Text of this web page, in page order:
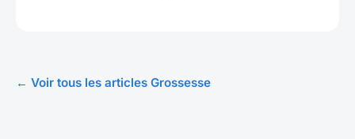
← Voir tous les articles Grossesse